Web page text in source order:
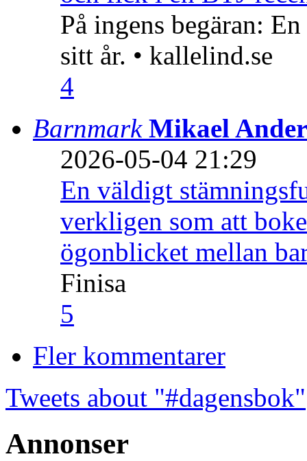
På ingens begäran:
sitt år. • kallelind.se
4
Barnmark Mikael
2026-05-04 21:29
En väldigt
verkligen som att
ögonblicket mellan
Finisa
5
Fler kommentarer
Tweets about "#dagensbok"
Annonser